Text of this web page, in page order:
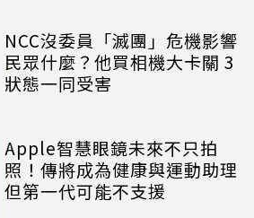
NCC沒委員「滅團」危機影響
民眾什麼？他買相機大卡關 3
狀態一同受害
Apple智慧眼鏡未來不只拍
照！傳將成為健康與運動助理
但第一代可能不支援